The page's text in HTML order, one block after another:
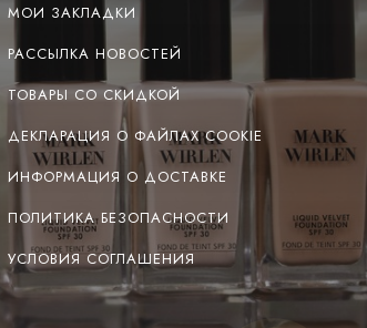
МОИ ЗАКЛАДКИ
РАССЫЛКА НОВОСТЕЙ
ТОВАРЫ СО СКИДКОЙ
ДЕКЛАРАЦИЯ О ФАЙЛАХ COOKIE
ИНФОРМАЦИЯ О ДОСТАВКЕ
ПОЛИТИКА БЕЗОПАСНОСТИ
УСЛОВИЯ СОГЛАШЕНИЯ